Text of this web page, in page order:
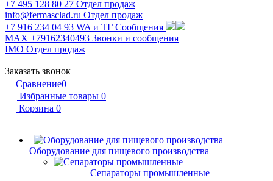
+7 495 128 80 27 Отдел продаж
info@fermasclad.ru Отдел продаж
+7 916 234 04 93 WA и ТГ Сообщения
MAX +79162340493 Звонки и сообщения
IMO Отдел продаж
Заказать звонок
Сравнение0
Избранные товары 0
Корзина 0
Оборудование для пищевого производства
Сепараторы промышленные